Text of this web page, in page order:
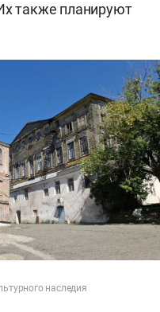
также планируют
наследия